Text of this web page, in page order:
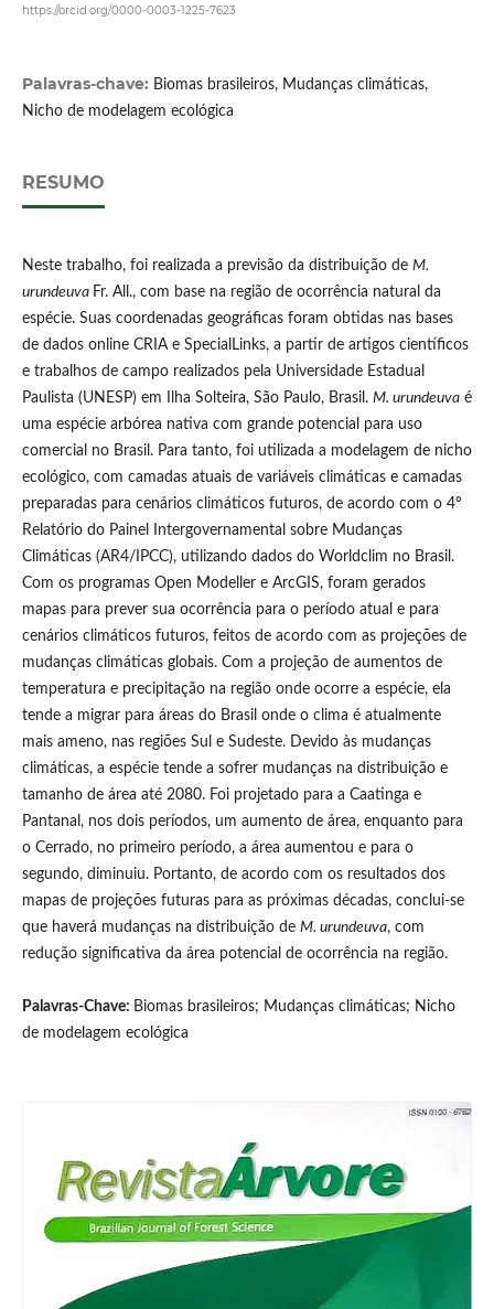
https://orcid.org/0000-0003-1225-7623
Palavras-chave: Biomas brasileiros, Mudanças climáticas,
Nicho de modelagem ecológica
RESUMO
Neste trabalho, foi realizada a previsão da distribuição de M.
urundeuva Fr. All., com base na região de ocorrência natural da
espécie. Suas coordenadas geográficas foram obtidas nas bases
de dados online CRIA e SpecialLinks, a partir de artigos científicos
e trabalhos de campo realizados pela Universidade Estadual
Paulista (UNESP) em Ilha Solteira, São Paulo, Brasil. M. urundeuvaé
uma espécie arbórea nativa com grande potencial para uso
comercial no Brasil. Para tanto, foi utilizada a modelagem de nicho
ecológico, com camadas atuais de variáveis climáticas e camadas
preparadas para cenários climáticos futuros, de acordo com o 4º
Relatório do Painel Intergovernamental sobre Mudanças
Climáticas (AR4/IPCC), utilizando dados do Worldclim no Brasil.
Com os programas Open Modeller e ArcGIS, foram gerados
mapas para prever sua ocorrência para o período atual e para
cenários climáticos futuros, feitos de acordo com as projeções de
mudanças climáticas globais. Com a projeção de aumentos de
temperatura e precipitação na região onde ocorre a espécie, ela
tende a migrar para áreas do Brasil onde o clima é atualmente
mais ameno, nas regiões Sul e Sudeste. Devido às mudanças
climáticas, a espécie tende a sofrer mudanças na distribuição e
tamanho de área até 2080. Foi projetado para a Caatinga e
Pantanal, nos dois períodos, um aumento de área, enquanto para
o Cerrado, no primeiro período, a área aumentou e para o
segundo, diminuiu. Portanto, de acordo com os resultados dos
mapas de projeções futuras para as próximas décadas, conclui-se
que haverá mudanças na distribuição de M. urundeuva, com
redução significativa da área potencial de ocorrência na região.
Palavras-Chave: Biomas brasileiros; Mudanças climáticas; Nicho
de modelagem ecológica